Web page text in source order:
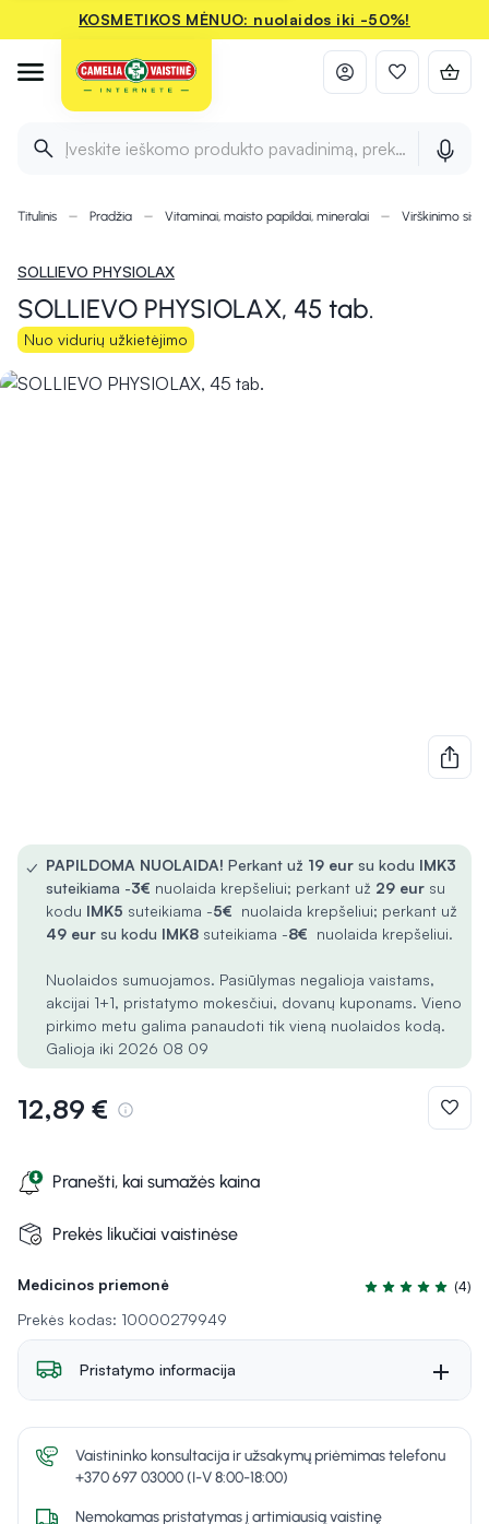
KOSMETIKOS MĖNUO: nuolaidos iki -50%!
Įveskite ieškomo produkto pavadinimą, prekės ženklą ir
Titulinis Pradžia Vitaminai, maisto papildai, mineralai Virškinimo
SOLLIEVO PHYSIOLAX
SOLLIEVO PHYSIOLAX, 45 tab.
Nuo vidurių užkietėjimo
Medicinos priemonė
Įvertinimas 5.0
(4)
Prekės kodas: 10000279949
✓ PAPILDOMA NUOLAIDA! Perkant už 19 eur su kodu IMK3
suteikiama -3€ nuolaida krepšeliui; perkant už 29 eur su
kodu IMK5 suteikiama -5€ nuolaida krepšeliui; perkant už
49 eur su kodu IMK8 suteikiama -8€ nuolaida krepšeliui.
Nuolaidos sumuojamos. Pasiūlymas negalioja vaistams,
akcijai 1+1, pristatymo mokesčiui, dovanų kuponams. Vieno
pirkimo metu galima panaudoti tik vieną nuolaidos kodą.
Galioja iki 2026 08 09
12,89 €
Pranešti, kai sumažės kaina
Prekės likučiai vaistinėse
Pristatymo informacija
Vaistininko konsultacija ir užsakymų priėmimas telefonu
+370 697 03000 (I-V 8:00-18:00)
Nemokamas pristatymas į artimiausią vaistinę